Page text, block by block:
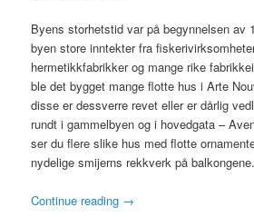
Byens storhetstid var på begynnelsen av
byen store inntekter fra
hermetikkfabrikker og mange rike
ble det bygget mange flotte hus i Arte
disse er dessverre revet eller er dårlig
rundt i gammelbyen og i hovedgata –
ser du flere slike hus med flotte
nydelige smijerns rekkverk på
Continue reading →